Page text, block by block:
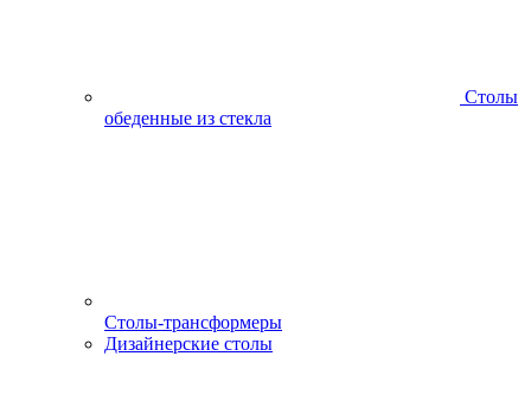
Столы
обеденные из стекла
Столы-трансформеры
Дизайнерские столы